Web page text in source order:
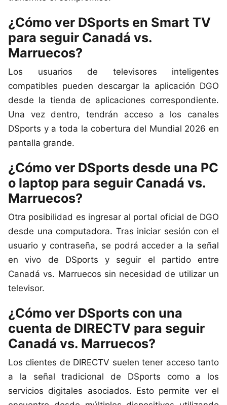
¿Cómo ver DSports en Smart TV
para seguir Canadá vs.
Marruecos?
Los usuarios de televisores inteligentes
compatibles pueden descargar la aplicación DGO
desde la tienda de aplicaciones correspondiente.
Una vez dentro, tendrán acceso a los canales
DSports y a toda la cobertura del Mundial 2026 en
pantalla grande.
¿Cómo ver DSports desde una PC
o laptop para seguir Canadá vs.
Marruecos?
Otra posibilidad es ingresar al portal oficial de DGO
desde una computadora. Tras iniciar sesión con el
usuario y contraseña, se podrá acceder a la señal
en vivo de DSports y seguir el partido entre
Canadá vs. Marruecos sin necesidad de utilizar un
televisor.
¿Cómo ver DSports con una
cuenta de DIRECTV para seguir
Canadá vs. Marruecos?
Los clientes de DIRECTV suelen tener acceso tanto
a la señal tradicional de DSports como a los
servicios digitales asociados. Esto permite ver el